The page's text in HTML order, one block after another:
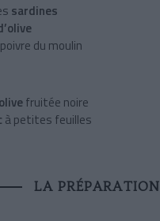
sardines
du moulin
fruitée noire
à petites feuilles
LA PRÉPARATION